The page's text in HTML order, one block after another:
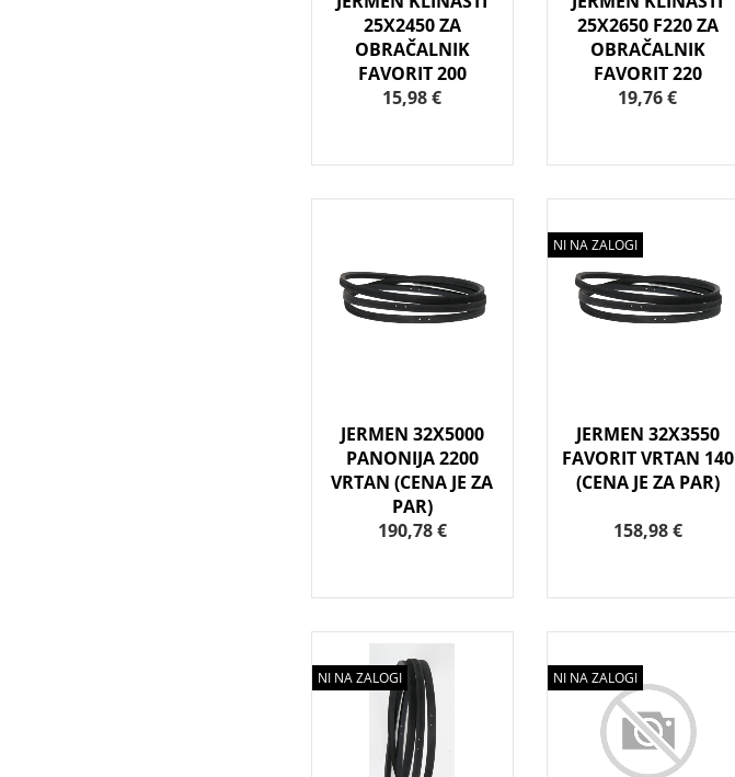
25X2450 ZA
OBRAČALNIK
FAVORIT 200
15,98 €
25X2650 F220 ZA
OBRAČALNIK
FAVORIT 220
19,76 €
JERMEN 32X5000
PANONIJA 2200
VRTAN (CENA JE ZA
PAR)
190,78 €
NI NA ZALOGI
JERMEN 32X3550
FAVORIT VRTAN 140
(CENA JE ZA PAR)
158,98 €
NI NA ZALOGI NI NA ZALOGI